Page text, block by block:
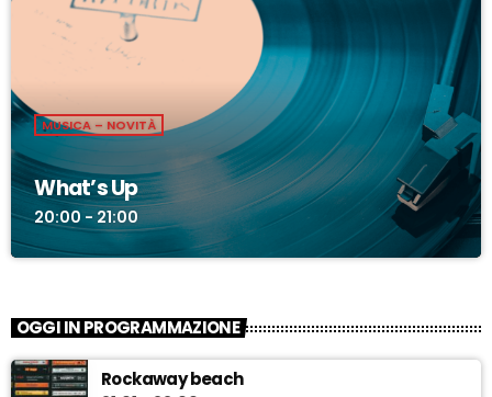
MUSICA – NOVITÀ
What’s Up
20:00 - 21:00
OGGI IN PROGRAMMAZIONE
Rockaway beach